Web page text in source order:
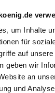
um Inhalte
für
auf
geben wir
an
und
09:00 - 18:30 Uhr
09:00 - 16:00 Uhr